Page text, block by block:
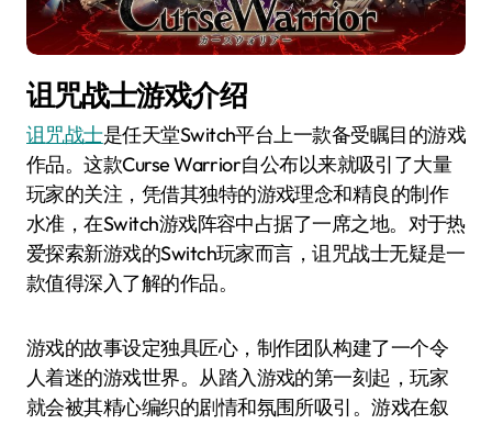
诅咒战士游戏介绍
诅咒战士是任天堂Switch平台上一款备受瞩目的游戏
作品。这款Curse Warrior自公布以来就吸引了大量
玩家的关注，凭借其独特的游戏理念和精良的制作
水准，在Switch游戏阵容中占据了一席之地。对于热
爱探索新游戏的Switch玩家而言，诅咒战士无疑是一
款值得深入了解的作品。
游戏的故事设定独具匠心，制作团队构建了一个令
人着迷的游戏世界。从踏入游戏的第一刻起，玩家
就会被其精心编织的剧情和氛围所吸引。游戏在叙